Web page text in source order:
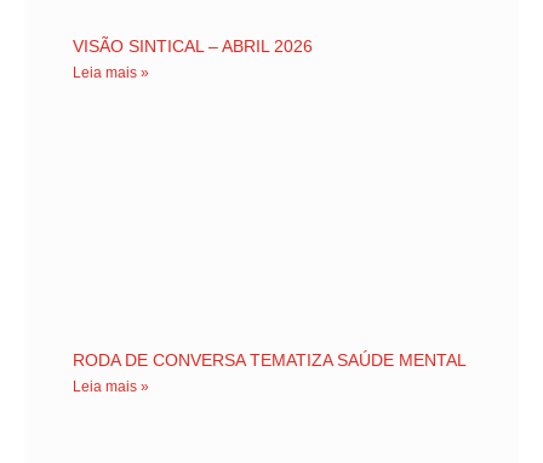
VISÃO SINTICAL – ABRIL 2026
Leia mais »
RODA DE CONVERSA TEMATIZA SAÚDE MENTAL
Leia mais »